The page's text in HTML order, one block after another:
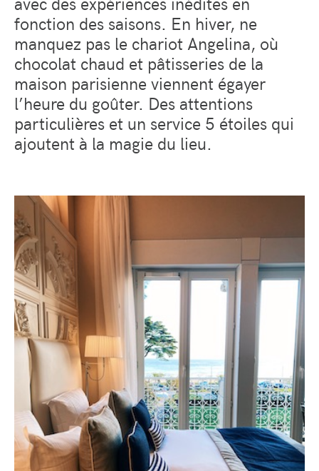
fonction des saisons. En hiver, ne
manquez pas le chariot Angelina, où
chocolat chaud et pâtisseries de la
maison parisienne viennent égayer
l’heure du goûter. Des attentions
particulières et un service 5 étoiles qui
ajoutent à la magie du lieu.